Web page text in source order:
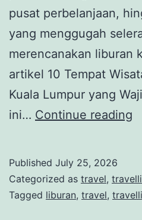
pusat perbelanjaan,
yang menggugah
merencanakan liburan
artikel 10 Tempat
Kuala Lumpur yang
ini… Continue reading
di
Published July 25, 2026
Categorized as travel,
Tagged liburan, travel,